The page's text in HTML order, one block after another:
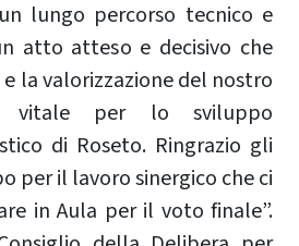
lungo percorso tecnico e
atto atteso e decisivo che
e la valorizzazione del nostro
vitale per lo sviluppo
di Roseto. Ringrazio gli
per il lavoro sinergico che ci
in Aula per il voto finale”.